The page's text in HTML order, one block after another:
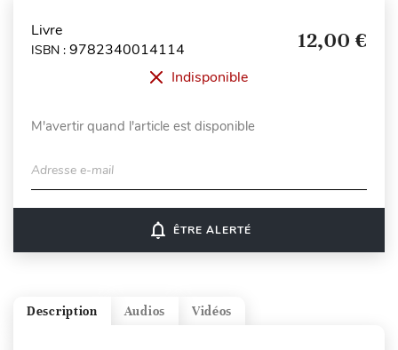
Livre
ISBN : 9782340014114 12,00 €
Indisponible
M'avertir quand l'article est disponible
Adresse e-mail
notifications_none ÊTRE ALERTÉ
Vidéos
Audios
Description